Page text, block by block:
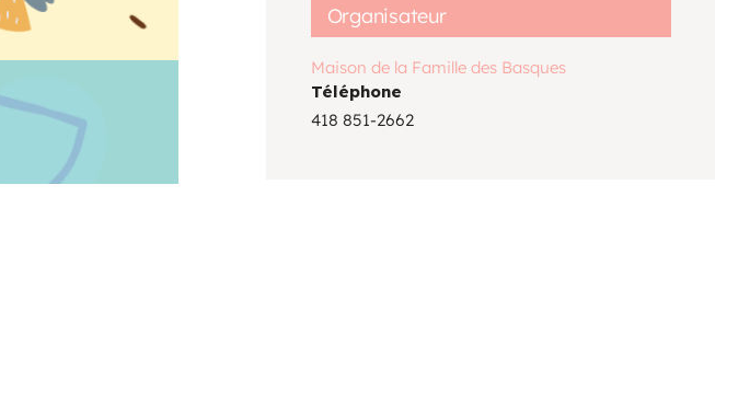
Organisateur
Maison de la Famille des Basques
Téléphone
418 851-2662